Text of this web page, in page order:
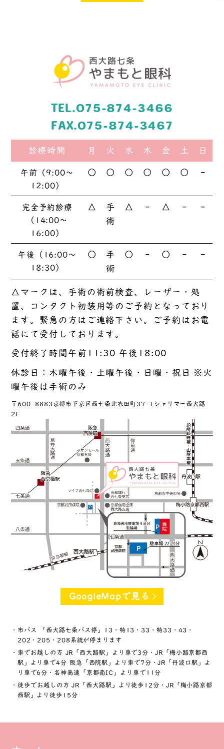
TEL.075-874-3466
FAX.075-874-3467
診療時間 月 火 水 木 金 土 日
午前（9:00〜
12:00）
○ ○ ○ ○ ○ ○ -
完全予約診療
（14:00〜
16:00）
△
手
術
△ - △ - -
午後（16:00〜
18:30）
○
手
術
○ - ○ - -
△マークは、手術の術前検査、レーザー・処
置、コンタクト初装用等のご予約となっており
ます。緊急の方はご連絡下さい。ご予約はお電
話にて受付しております。
受付終了時間午前11:30 午後18:00
休診日：木曜午後・土曜午後・日曜・祝日 ※火
曜午後は手術のみ
〒600-8883京都市下京区西七条北衣田町37-1シャリマー西大路
2F
GoogleMapで見る
市バス 「西大路七条バス停」13・特13・33・特33・43・
202・205・208系統が停まります
車でお越しの方 JR「西大路駅」より車で3分・JR「梅小路京都西
駅」より車で4分 阪急「西院駅」より車で7分・JR「丹波口駅」よ
り車で6分・名神高速「京都南IC」より車で11分
徒歩でお越しの方 JR「西大路駅」より徒歩12分・JR「梅小路京都
西駅」より徒歩15分